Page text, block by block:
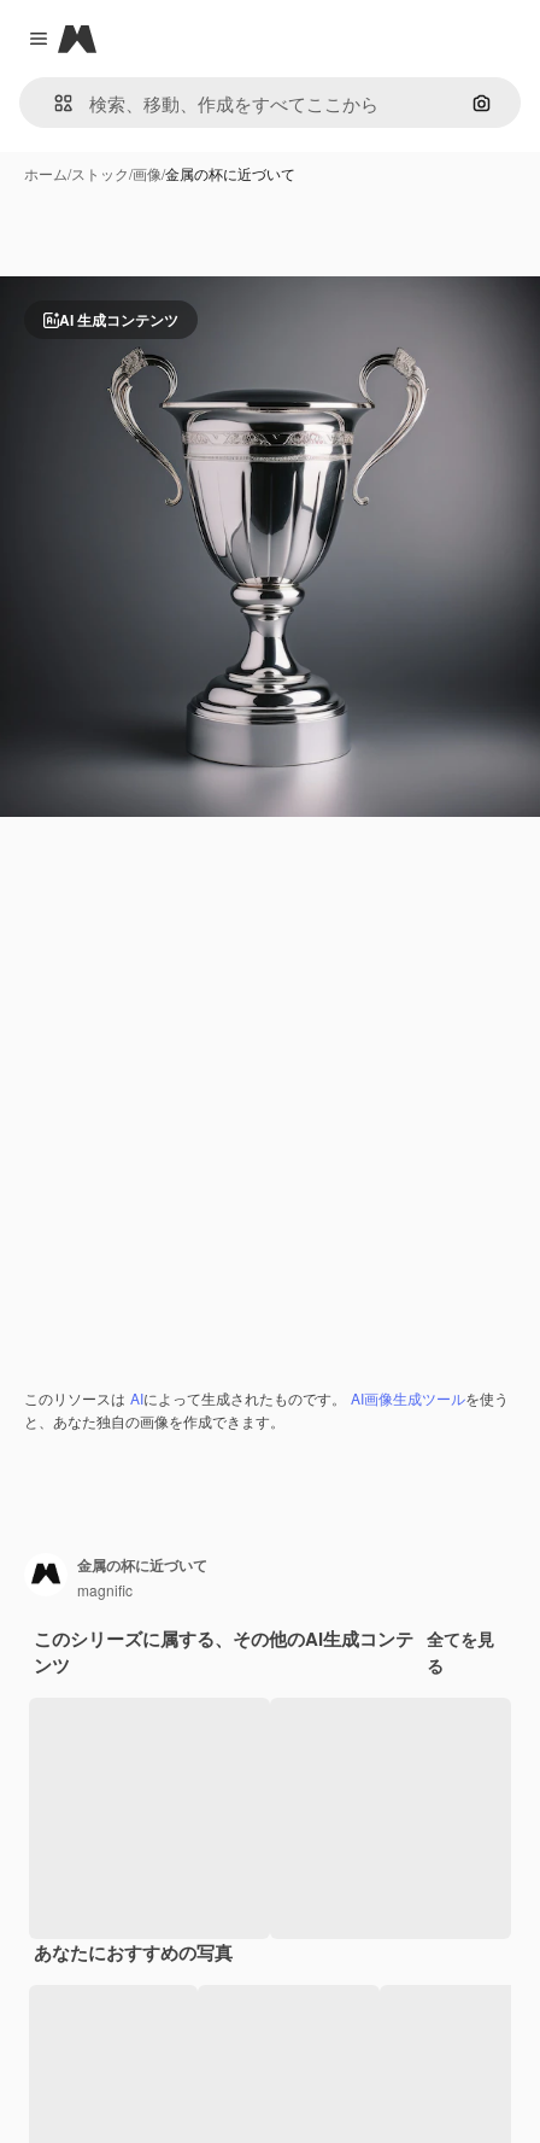
Close menu
Magnific
画像で
ホーム/ストック/画像/金属の杯に近づいて
AI 生成コンテンツ
このリソースは AIによって生成されたものです。 AI画像生成ツールを使う
と、あなた独自の画像を作成できます。
金属の杯に近づいて
magnific
このシリーズに属する、その他のAI生成コンテ
ンツ
全てを見
る
あなたにおすすめの写真